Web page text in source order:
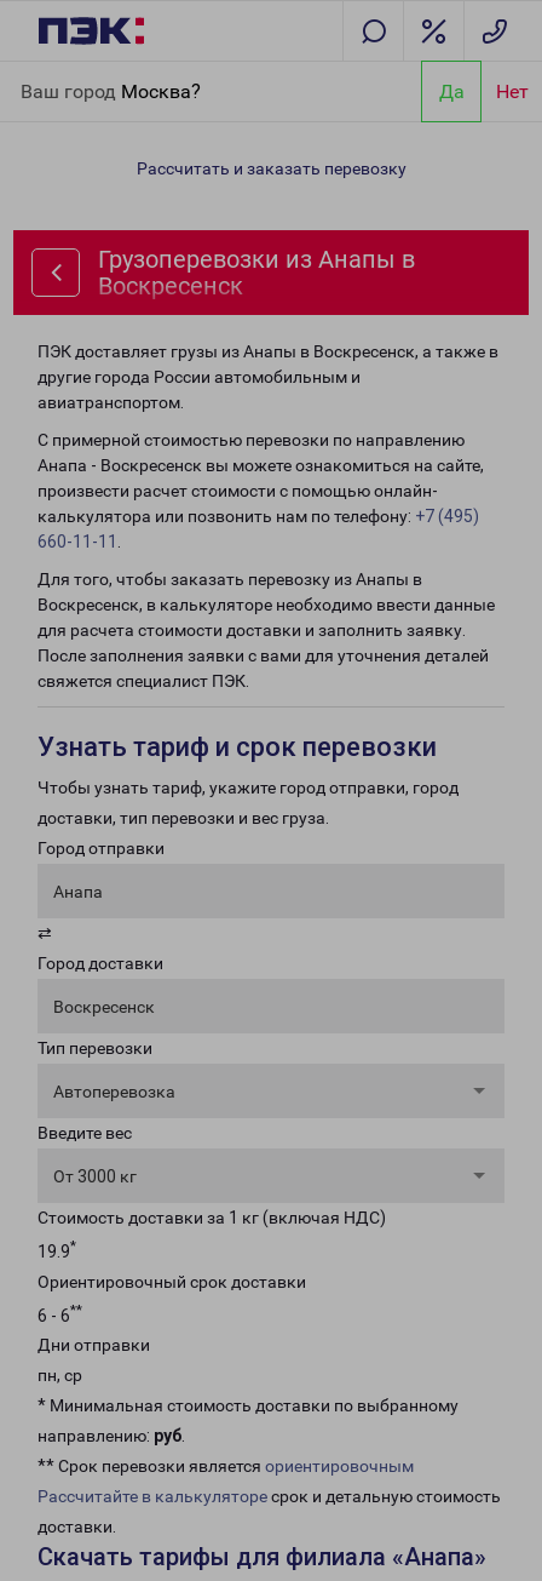
Ваш город Москва? Да Нет
Воскресенск
Рассчитать и заказать перевозку
Грузоперевозки из Анапы в
Воскресенск
ПЭК доставляет грузы из Анапы в Воскресенск, а также в
другие города России автомобильным и
авиатранспортом.
С примерной стоимостью перевозки по направлению
Анапа - Воскресенск вы можете ознакомиться на сайте,
произвести расчет стоимости с помощью онлайн-
калькулятора или позвонить нам по телефону: +7 (495)
660-11-11
Для того, чтобы заказать перевозку из Анапы в
Воскресенск, в калькуляторе необходимо ввести данные
для расчета стоимости доставки и заполнить заявку.
После заполнения заявки с вами для уточнения деталей
свяжется специалист ПЭК.
Узнать тариф и срок перевозки
Чтобы узнать тариф, укажите город отправки, город
доставки, тип перевозки и вес груза.
Город отправки
Анапа
⇄
Город доставки
Воскресенск
Тип перевозки
Автоперевозка
Введите вес
От 3000 кг
Стоимость доставки за 1 кг (включая НДС)
19.9*
Ориентировочный срок доставки
6 - 6**
Дни отправки
пн, ср
* Минимальная стоимость доставки по выбранному
направлению: руб.
** Срок перевозки является ориентировочным
Рассчитайте в калькуляторесрок и детальную стоимость
доставки.
Скачать тарифы для филиала «Анапа»